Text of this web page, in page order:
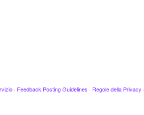
· Feedback Posting Guidelines · Regole della Privacy ·